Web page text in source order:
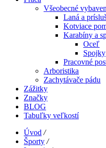
Všeobecné
Laná a
Kotviace
Karabíny a
Oceľ
Spojky
Pracovné
Arboristika
Zachytávače pádu
Zážitky
Značky
BLOG
Tabuľky veľkostí
Úvod /
Športy /